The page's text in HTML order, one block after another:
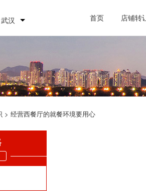
武汉 首页 店铺转
> 经营西餐厅的就餐环境要用心